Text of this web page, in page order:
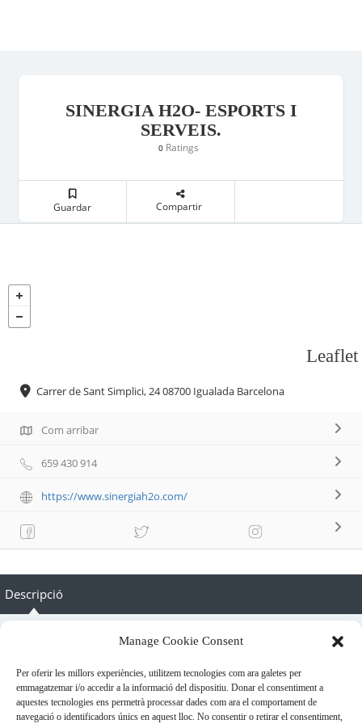
Manage Cookie Consent
Per oferir les millors experiències, utilitzem tecnologies com ara galetes per
emmagatzemar i/o accedir a la informació del dispositiu. Donar el consentiment a
aquestes tecnologies ens permetrà processar dades com ara el comportament de
navegació o identificadors únics en aquest lloc. No consentir o retirar el consentiment,
SINERGIA H2O- ESPORTS I
SERVEIS.
0 Ratings
Guardar Compartir
Leaflet
Carrer de Sant Simplici, 24 08700 Igualada Barcelona
Com arribar
659 430 914
https://www.sinergiah2o.com/
Descripció
A SinergiaH2O oferim serveis de socorrisme i salvament,
tractament i teràpies del benestar!
En tasques de seguretat no ens la juguem, un equip 100%